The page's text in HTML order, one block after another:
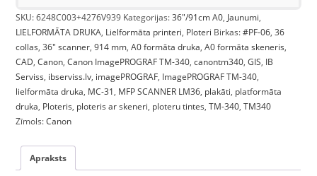
SKU:6248C003+4276V939 Kategorijas:36"/91cm A0, Jaunumi,
LIELFORMĀTA DRUKA, Lielformāta printeri, Ploteri Birkas:#PF-06,36
collas,36" scanner,914 mm,A0 formāta druka,A0 formāta skeneris,
CAD,Canon,Canon ImagePROGRAF TM-340,canontm340,GIS, IB
Serviss, ibserviss.lv, imagePROGRAF, ImagePROGRAF TM-340,
lielformāta druka, MC-31, MFP SCANNER LM36, plakāti, platformāta
druka, Ploteris, ploteris ar skeneri, ploteru tintes,TM-340,TM340
Zīmols:Canon
Apraksts